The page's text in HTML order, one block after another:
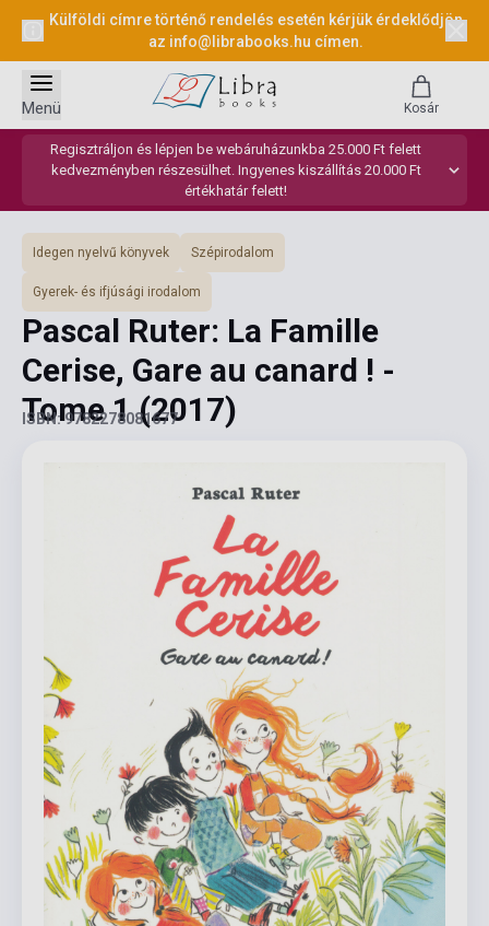
Külföldi címre történő rendelés esetén kérjük érdeklődjön
az info@librabooks.hu címen.
Regisztráljon és lépjen be webáruházunkba 25.000 Ft felett
kedvezményben részesülhet. Ingyenes kiszállítás 20.000 Ft
értékhatár felett!
Menü Kosár
Idegen nyelvű könyvek Szépirodalom
Gyerek- és ifjúsági irodalom
Pascal Ruter: La Famille
Cerise, Gare au canard ! -
Tome 1(2017)
ISBN: 9782278081677